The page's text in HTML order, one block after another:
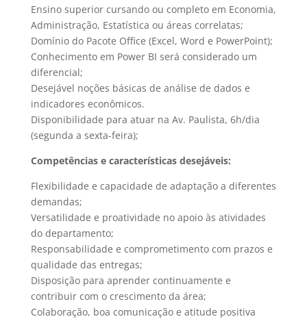
Ensino superior cursando ou completo em Economia,
Administração, Estatística ou áreas correlatas;
Domínio do Pacote Office (Excel, Word e PowerPoint);
Conhecimento em Power BI será considerado um
diferencial;
Desejável noções básicas de análise de dados e
indicadores econômicos.
Disponibilidade para atuar na Av. Paulista, 6h/dia
(segunda a sexta-feira);
Competências e características desejáveis:
Flexibilidade e capacidade de adaptação a diferentes
demandas;
Versatilidade e proatividade no apoio às atividades
do departamento;
Responsabilidade e comprometimento com prazos e
qualidade das entregas;
Disposição para aprender continuamente e
contribuir com o crescimento da área;
Colaboração, boa comunicação e atitude positiva